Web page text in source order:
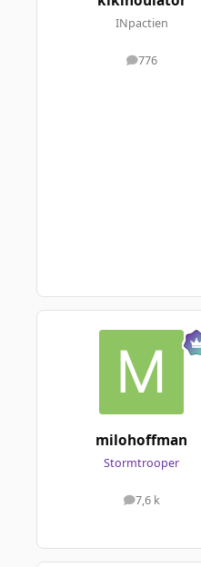
INpactien
776
messages
milohoffman
Stormtrooper
7,6 k
messages